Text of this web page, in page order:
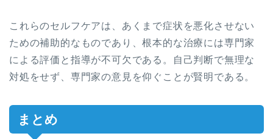
これらのセルフケアは、あくまで症状を悪化させない
ための補助的なものであり、根本的な治療には専門家
による評価と指導が不可欠である。自己判断で無理な
対処をせず、専門家の意見を仰ぐことが賢明である。
まとめ